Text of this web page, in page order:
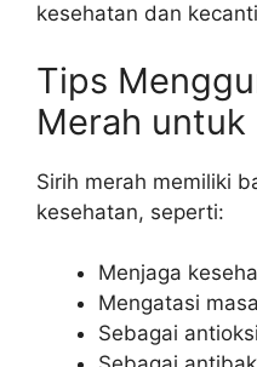
kesehatan dan
Tips
Merah untuk
Sirih merah memiliki
kesehatan, seperti:
Menjaga
Mengatasi
Sebagai